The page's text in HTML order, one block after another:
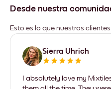
Desde nuestra
Esto es lo que nuestros
Sierra Uhrich
I absolutely love my